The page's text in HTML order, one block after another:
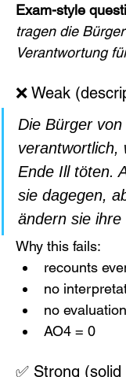
Exam-style
tragen die
Verantwortung
❌ Weak
Die Bürger
verantwortlich,
Ende Ill töten.
sie dagegen,
ändern sie ihre
Why this fails:
recounts
no
no evaluation
AO4 = 0
✅ Strong (solid